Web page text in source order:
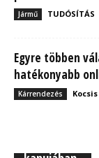
Jármű TUDÓSÍTÁS
Egyre többen
hatékonyabb
Kárrendezés